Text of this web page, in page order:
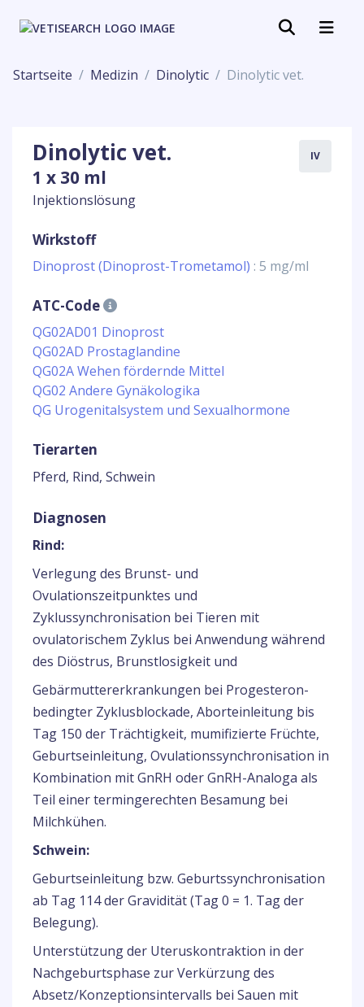
Startseite Medizin Dinolytic Dinolytic vet.
Dinolytic vet.
1 x 30 ml
Injektionslösung
IV
Wirkstoff
Dinoprost (Dinoprost-Trometamol) : 5 mg/ml
ATC-Code
QG02AD01 Dinoprost
QG02AD Prostaglandine
QG02A Wehen fördernde Mittel
QG02 Andere Gynäkologika
QG Urogenitalsystem und Sexualhormone
Tierarten
Pferd, Rind, Schwein
Diagnosen
Rind:
Verlegung des Brunst- und
Ovulationszeitpunktes und
Zyklussynchronisation bei Tieren mit
ovulatorischem Zyklus bei Anwendung während
des Diöstrus, Brunstlosigkeit und
Gebärmuttererkrankungen bei Progesteron-
bedingter Zyklusblockade, Aborteinleitung bis
Tag 150 der Trächtigkeit, mumifizierte Früchte,
Geburtseinleitung, Ovulationssynchronisation in
Kombination mit GnRH oder GnRH-Analoga als
Teil einer termingerechten Besamung bei
Milchkühen.
Schwein:
Geburtseinleitung bzw. Geburtssynchronisation
ab Tag 114 der Gravidität (Tag 0 = 1. Tag der
Belegung).
Unterstützung der Uteruskontraktion in der
Nachgeburtsphase zur Verkürzung des
Absetz/Konzeptionsintervalls bei Sauen mit